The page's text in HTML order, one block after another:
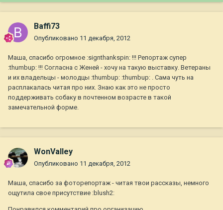
Baffi73
Опубликовано 11 декабря, 2012
Маша, спасибо огромное :signthankspin: !!! Репортаж супер
:thumbup: !!! Согласна с Женей - хочу на такую выставку. Ветераны
и их владельцы - молодцы :thumbup: :thumbup: . Сама чуть на
расплакалась читая про них. Знаю как это не просто
поддерживать собаку в почтенном возрасте в такой
замечательной форме.
WonValley
Опубликовано 11 декабря, 2012
Маша, спасибо за фоторепортаж - читая твои рассказы, немного
ощутила свое присутствие :blush2: